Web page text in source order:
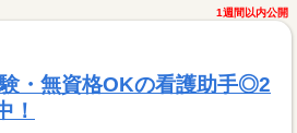
1週間以内公開
験・無資格OKの看護助手◎2
！